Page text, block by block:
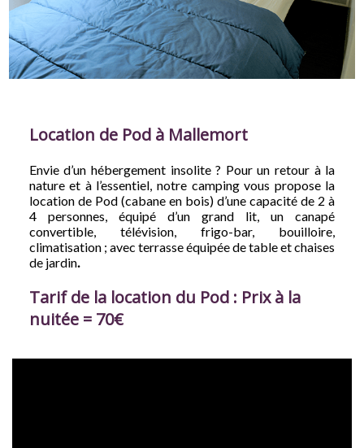
Location de Pod à Mallemort
Envie d’un hébergement insolite ? Pour un retour à la
nature et à l’essentiel, notre camping vous propose la
location de Pod (cabane en bois) d’une capacité de 2 à
4 personnes, équipé d’un grand lit, un canapé
convertible, télévision, frigo-bar, bouilloire,
climatisation ; avec terrasse équipée de table et chaises
de jardin.
Tarif de la location du Pod : Prix à la
nuitée = 70€